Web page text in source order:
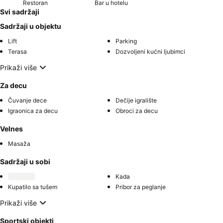
Restoran Bar u hotelu
Svi sadržaji
Sadržaji u objektu
Lift
Parking
Terasa
Dozvoljeni kućni ljubimci
Prikaži više
Za decu
Čuvanje dece
Dečije igralište
Igraonica za decu
Obroci za decu
Velnes
Masaža
Sadržaji u sobi
Kada
Kupatilo sa tušem
Pribor za peglanje
Prikaži više
Sportski objekti